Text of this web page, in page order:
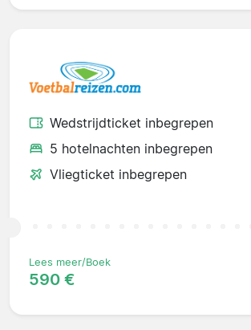
Wedstrijdticket inbegrepen
5 hotelnachten inbegrepen
Vliegticket inbegrepen
Lees meer/Boek
590 €